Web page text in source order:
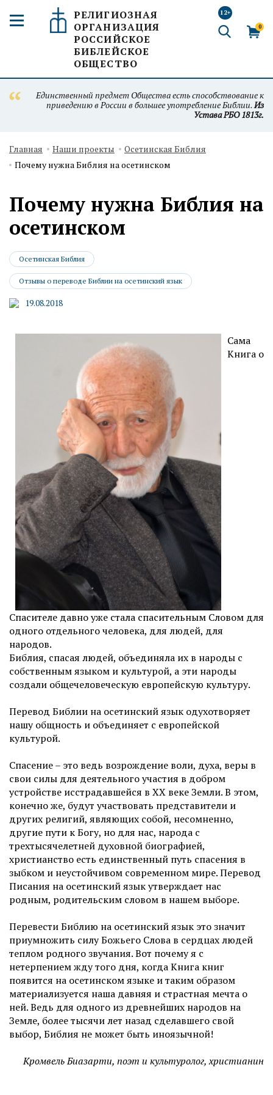
РЕЛИГИОЗНАЯ
ОРГАНИЗАЦИЯ
РОССИЙСКОЕ
БИБЛЕЙСКОЕ
ОБЩЕСТВО
12+
0
Единственный предмет Общества есть способствование к
приведению в России в большее употребление Библии.Из
Устава РБО 1813г.
Главная Наши проекты
Осетинская Библия
Почему нужна Библия на осетинском
Почему нужна Библия на
осетинском
Осетинская Библия
Отзывы о переводе Библии на осетинский язык
19.08.2018
Сама
Книга о
Спасителе давно уже стала спасительным Словом для
одного отдельного человека, для людей, для
народов.
Библия, спасая людей, объединяла их в народы с
собственным языком и культурой, а эти народы
создали общечеловеческую европейскую культуру.
Перевод Библии на осетинский язык одухотворяет
нашу общность и объединяет с европейской
культурой.
Спасение – это ведь возрождение воли, духа, веры в
свои силы для деятельного участия в добром
устройстве исстрадавшейся в ХХ веке Земли. В этом,
конечно же, будут участвовать представители и
других религий, являющих собой, несомненно,
другие пути к Богу, но для нас, народа с
трехтысячелетней духовной биографией,
христианство есть единственный путь спасения в
зыбком и неустойчивом современном мире. Перевод
Писания на осетинский язык утверждает нас
родным, родительским словом в нашем выборе.
Перевести Библию на осетинский язык это значит
приумножить силу Божьего Слова в сердцах людей
теплом родного звучания. Вот почему я с
нетерпением жду того дня, когда Книга книг
появится на осетинском языке и таким образом
материализуется наша давняя и страстная мечта о
ней. Ведь для одного из древнейших народов на
Земле, более тысячи лет назад сделавшего свой
выбор, Библия не может быть иноязычной!
Кромвель Биазарти, поэт и культуролог, христианин